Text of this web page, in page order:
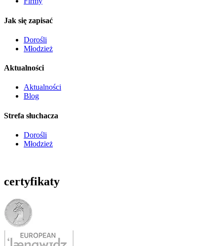
Jak się zapisać
Dorośli
Młodzież
Aktualności
Aktualności
Blog
Strefa słuchacza
Dorośli
Młodzież
certyfikaty